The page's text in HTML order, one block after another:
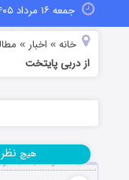
جمعه ۱۶ مرداد ۱۴۰۵
خانه » اخبار »
از دربی پایتخت
خاطرات جالب
هیچ نظر